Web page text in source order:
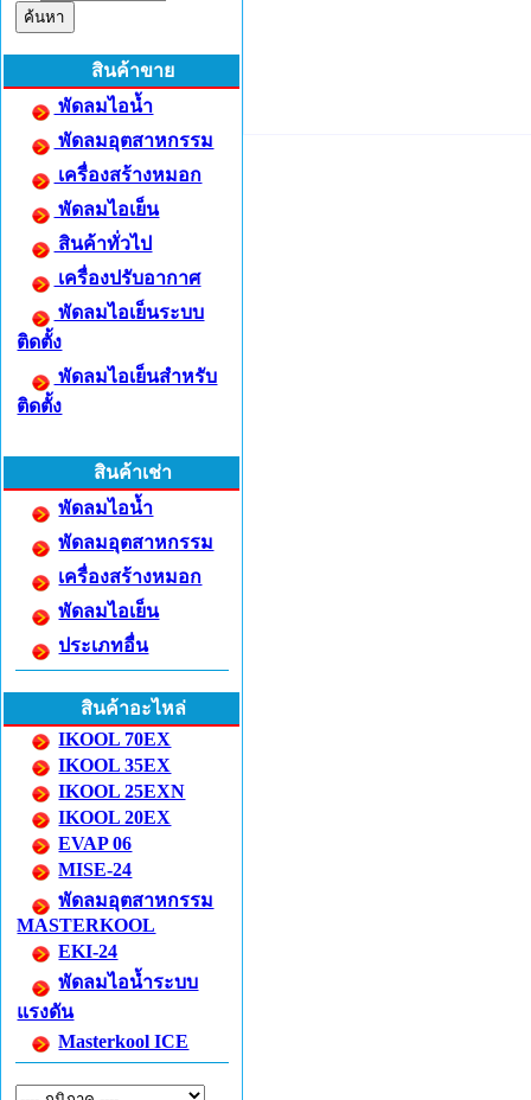
สินค้าขาย
พัดลมไอน้ำ
พัดลมอุตสาหกรรม
เครื่องสร้างหมอก
พัดลมไอเย็น
สินค้าทั่วไป
เครื่องปรับอากาศ
พัดลมไอเย็นระบบ
ติดตั้ง
พัดลมไอเย็นสำหรับ
ติดตั้ง
สินค้าเช่า
พัดลมไอน้ำ
พัดลมอุตสาหกรรม
เครื่องสร้างหมอก
พัดลมไอเย็น
ประเภทอื่น
สินค้าอะไหล่
IKOOL 70EX
IKOOL 35EX
IKOOL 25EXN
IKOOL 20EX
EVAP 06
MISE-24
พัดลมอุตสาหกรรม
MASTERKOOL
EKI-24
พัดลมไอน้ำระบบ
แรงดัน
Masterkool ICE